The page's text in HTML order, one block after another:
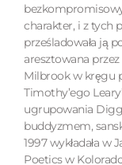
charakter, i z tych
prześladowała ją
aresztowana
Milbrook w kręgu
Timothy’ego
ugrupowania
buddyzmem,
1997 wykładała
Poetics w